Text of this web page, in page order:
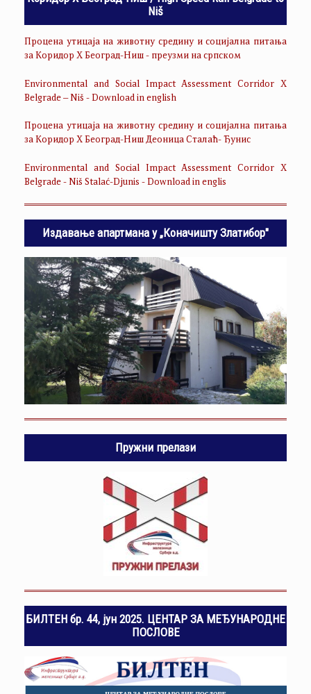
Niš
Процена утицаја на животну средину и социјална питања
за Коридор Х Београд-Ниш - преузми на српском
Environmental and Social Impact Assessment Corridor X
Belgrade – Niš - Download in english
Процена утицаја на животну средину и социјална питања
за Коридор Х Београд-Ниш Деоница Сталаћ- Ђунис
Environmental and Social Impact Assessment Corridor X
Belgrade - Niš Stalać-Djunis - Download in englis
Издавање апартмана у „Коначишту Златибор"
Пружни прелази
БИЛТЕН бр. 44, јун 2025. ЦЕНТАР ЗА МЕЂУНАРОДНЕ
ПОСЛОВЕ